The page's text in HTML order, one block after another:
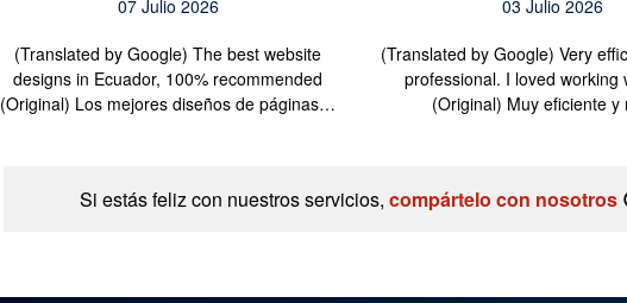
07 Julio 2026
(Translated by Google) The best website
designs in Ecuador, 100% recommended
(Original) Los mejores diseños de páginas…
03 Julio 2026
(Translated by Google) Very
professional. I loved working
(Original) Muy eficiente
Si estás feliz con nuestros servicios, compártelo con nosotros